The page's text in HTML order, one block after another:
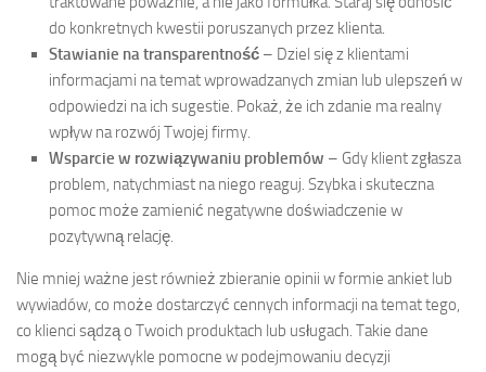
do konkretnych kwestii poruszanych przez klienta.
Stawianie na transparentność – Dziel się z klientami
informacjami na temat wprowadzanych zmian lub ulepszeń w
odpowiedzi na ich sugestie. Pokaż, że ich zdanie ma realny
wpływ na rozwój Twojej firmy.
Wsparcie w rozwiązywaniu problemów – Gdy klient zgłasza
problem, natychmiast na niego reaguj. Szybka i skuteczna
pomoc może zamienić negatywne doświadczenie w
pozytywną relację.
Nie mniej ważne jest również zbieranie opinii w formie ankiet lub
wywiadów, co może dostarczyć cennych informacji na temat tego,
co klienci sądzą o Twoich produktach lub usługach. Takie dane
mogą być niezwykle pomocne w podejmowaniu decyzji